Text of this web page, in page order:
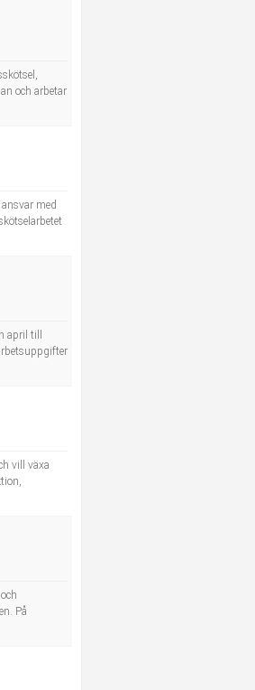
och arbetar
med
april till
vill växa
På